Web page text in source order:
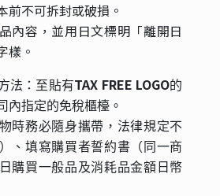
前不可拆封或破損。
內容，並用日文標明「離開日
樣。
法： 至貼有TAX FREE LOGO的
內指定的免稅櫃檯。
時務必隨身攜帶，法律規定不
、填寫購買者誓約書（同一商
購買一般品及消耗品金額日幣